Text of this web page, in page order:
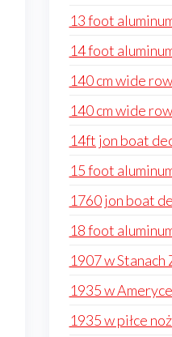
13 foot
14 foot
140 cm wide
140 cm wide
14ft jon boat
15 foot
1760 jon boat
18 foot
1907 w
1935 w
1935 w piłce